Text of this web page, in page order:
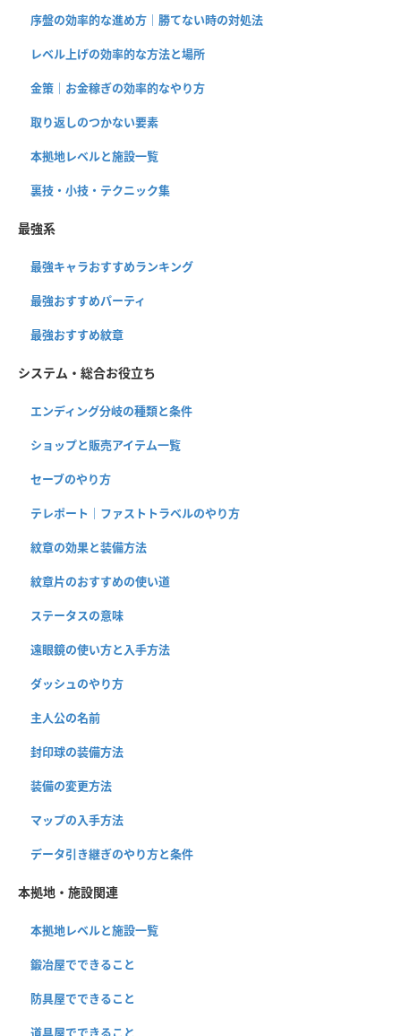
序盤の効率的な進め方｜勝てない時の対処法
レベル上げの効率的な方法と場所
金策｜お金稼ぎの効率的なやり方
取り返しのつかない要素
本拠地レベルと施設一覧
裏技・小技・テクニック集
最強系
最強キャラおすすめランキング
最強おすすめパーティ
最強おすすめ紋章
システム・総合お役立ち
エンディング分岐の種類と条件
ショップと販売アイテム一覧
セーブのやり方
テレポート｜ファストトラベルのやり方
紋章の効果と装備方法
紋章片のおすすめの使い道
ステータスの意味
遠眼鏡の使い方と入手方法
ダッシュのやり方
主人公の名前
封印球の装備方法
装備の変更方法
マップの入手方法
データ引き継ぎのやり方と条件
本拠地・施設関連
本拠地レベルと施設一覧
鍛冶屋でできること
防具屋でできること
道具屋でできること